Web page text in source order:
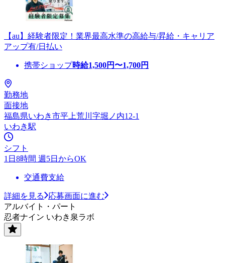
【au】経験者限定！業界最高水準の高給与/昇給・キャリア
アップ有/日払い
携帯ショップ時給1,500円〜1,700円
勤務地
面接地
福島県いわき市平上荒川字堀ノ内12-1
いわき駅
シフト
1日8時間 週5日からOK
交通費支給
詳細を見る
応募画面に進む
アルバイト・パート
忍者ナイン いわき泉ラボ